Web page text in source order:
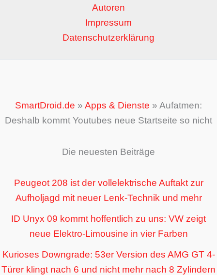
Autoren
Impressum
Datenschutzerklärung
SmartDroid.de » Apps & Dienste » Aufatmen:
Deshalb kommt Youtubes neue Startseite so nicht
Die neuesten Beiträge
Peugeot 208 ist der vollelektrische Auftakt zur
Aufholjagd mit neuer Lenk-Technik und mehr
ID Unyx 09 kommt hoffentlich zu uns: VW zeigt
neue Elektro-Limousine in vier Farben
Kurioses Downgrade: 53er Version des AMG GT 4-
Türer klingt nach 6 und nicht mehr nach 8 Zylindern